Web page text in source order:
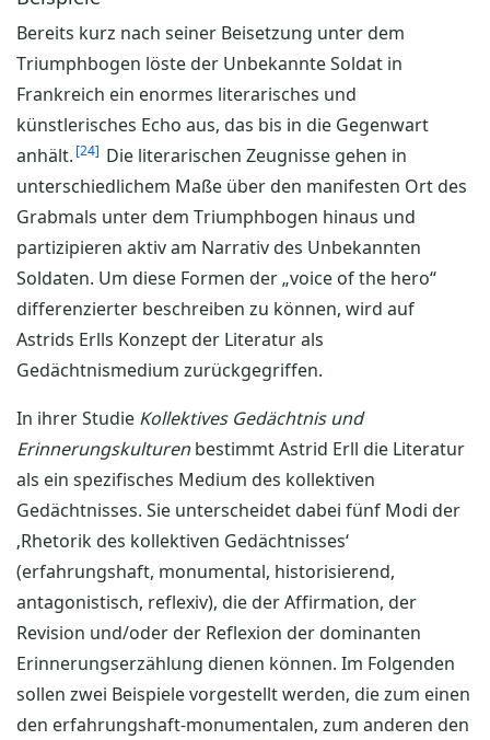
Bereits kurz nach seiner Beisetzung unter dem
Triumphbogen löste der Unbekannte Soldat in
Frankreich ein enormes literarisches und
künstlerisches Echo aus, das bis in die Gegenwart
anhält. 24
Die literarischen Zeugnisse gehen in
unterschiedlichem Maße über den manifesten Ort des
Grabmals unter dem Triumphbogen hinaus und
partizipieren aktiv am Narrativ des Unbekannten
Soldaten. Um diese Formen der „voice of the hero“
differenzierter beschreiben zu können, wird auf
Astrids Erlls Konzept der Literatur als
Gedächtnismedium zurückgegriffen.
In ihrer Studie Kollektives Gedächtnis und
Erinnerungskulturen bestimmt Astrid Erll die Literatur
als ein spezifisches Medium des kollektiven
Gedächtnisses. Sie unterscheidet dabei fünf Modi der
‚Rhetorik des kollektiven Gedächtnisses‘
(erfahrungshaft, monumental, historisierend,
antagonistisch, reflexiv), die der Affirmation, der
Revision und/oder der Reflexion der dominanten
Erinnerungserzählung dienen können. Im Folgenden
sollen zwei Beispiele vorgestellt werden, die zum einen
den erfahrungshaft-monumentalen, zum anderen den